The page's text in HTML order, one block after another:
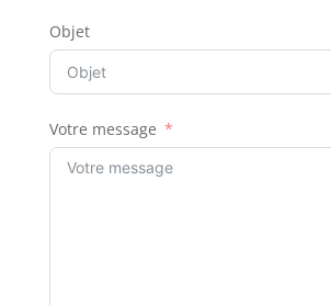
Objet
Votre message